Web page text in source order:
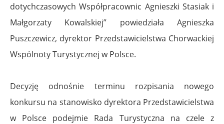
dotychczasowych Współpracownic Agnieszki Stasiak i
Małgorzaty Kowalskiej” powiedziała Agnieszka
Puszczewicz, dyrektor Przedstawicielstwa Chorwackiej
Wspólnoty Turystycznej w Polsce.
Decyzję odnośnie terminu rozpisania nowego
konkursu na stanowisko dyrektora Przedstawicielstwa
w Polsce podejmie Rada Turystyczna na czele z